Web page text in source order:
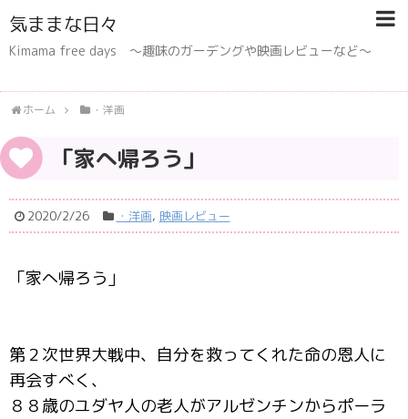
気ままな日々
Kimama free days 〜趣味のガーデングや映画レビューなど〜
ホーム ・洋画
「家へ帰ろう」
2020/2/26 ・洋画, 映画レビュー
「家へ帰ろう」
第２次世界大戦中、自分を救ってくれた命の恩人に
再会すべく、
８８歳のユダヤ人の老人がアルゼンチンからポーラ